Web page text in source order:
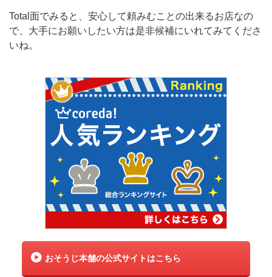
Total面でみると、安心して頼みむことの出来るお店なの
で、大手にお願いしたい方は是非候補にいれてみてくださ
いね。
おそうじ本舗の公式サイトはこちら